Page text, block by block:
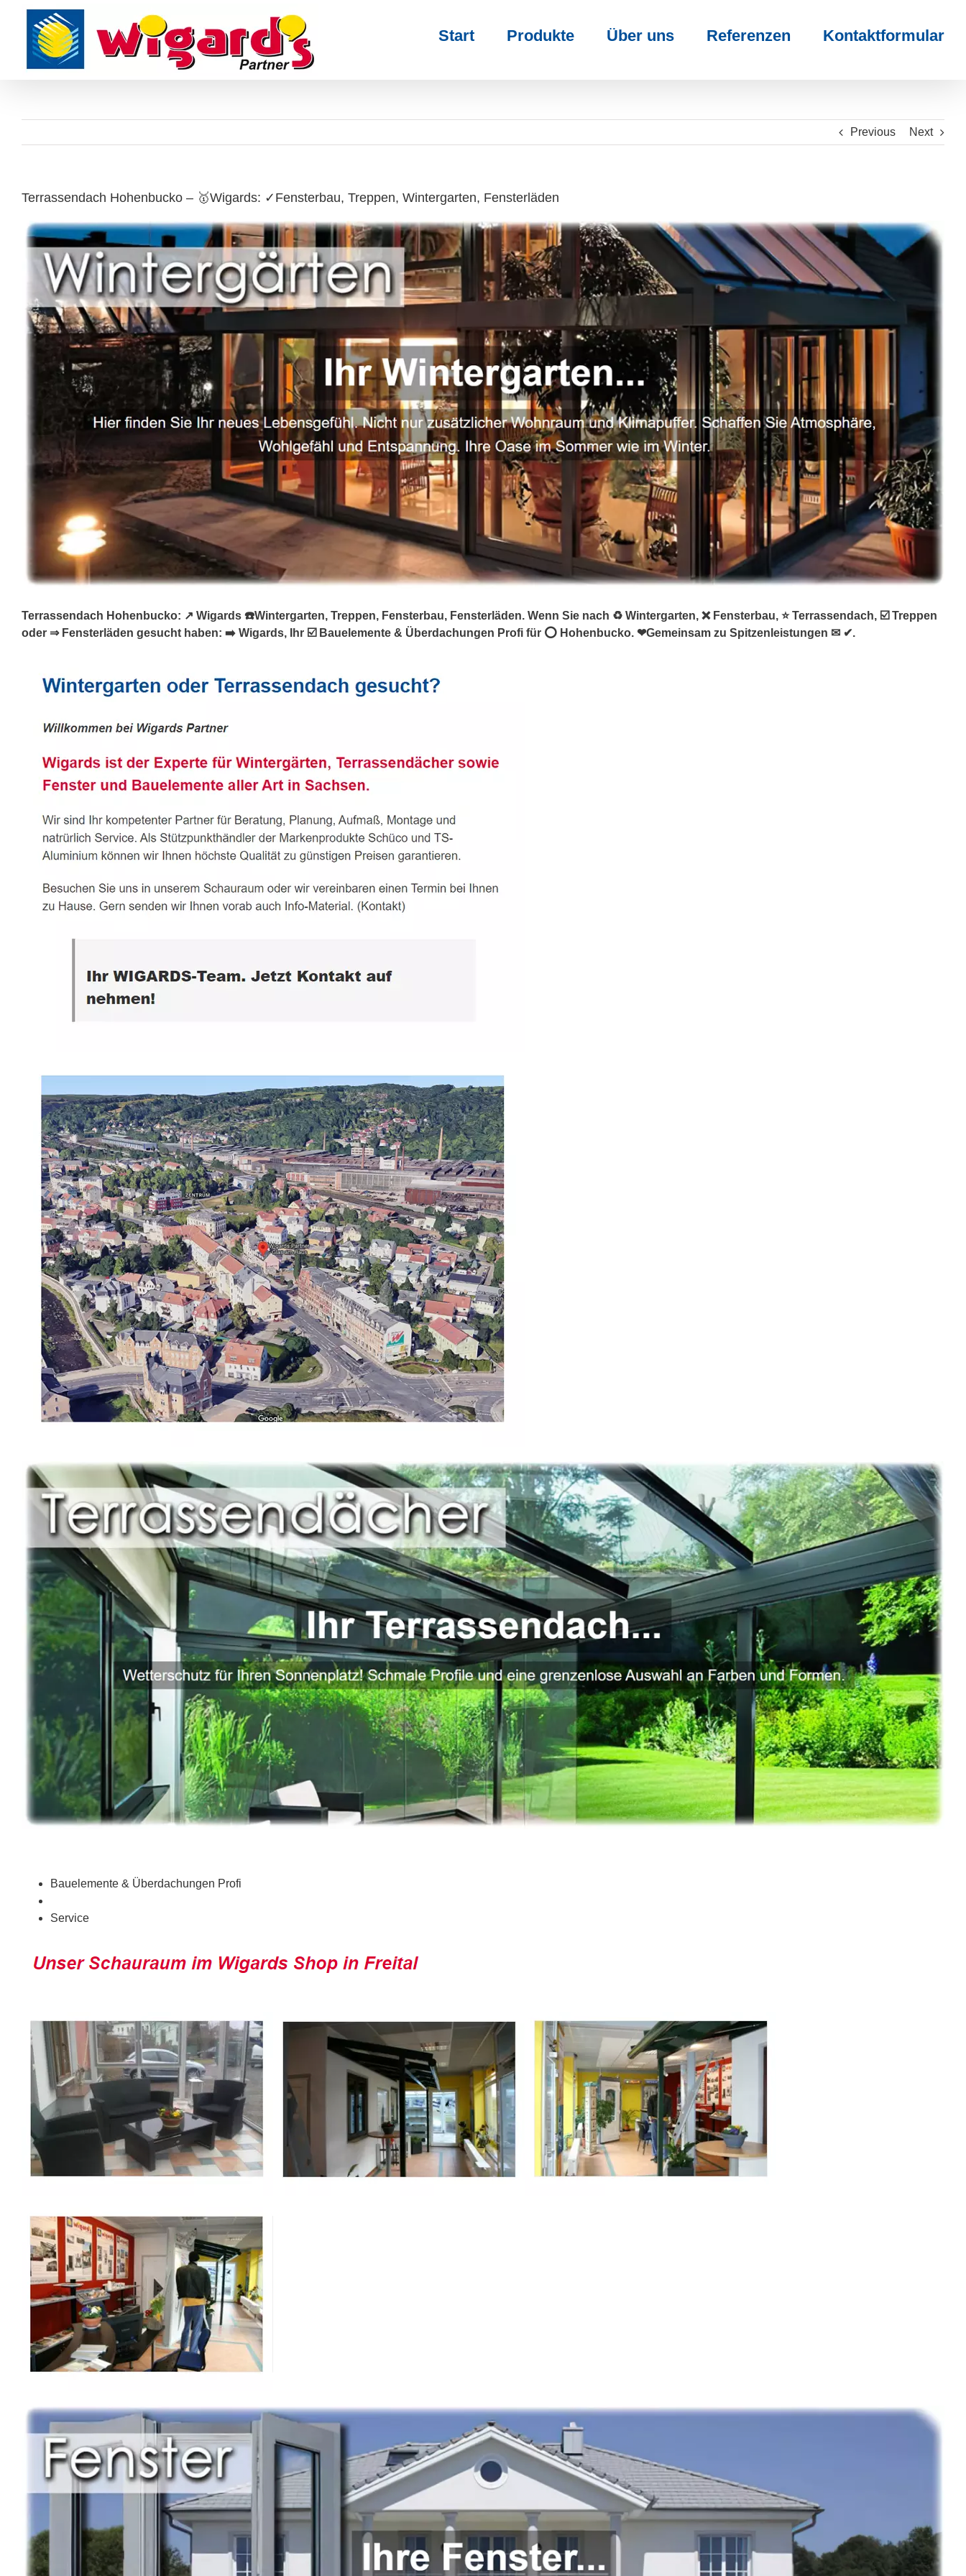
content
Start Produkte Über uns Referenzen Kontaktformular
Previous Next
Terrassendach Hohenbucko – 🥇Wigards: ✓Fensterbau, Treppen, Wintergarten, Fensterläden
Terrassendach Hohenbucko: ↗️ Wigards ☎️Wintergarten, Treppen, Fensterbau, Fensterläden. Wenn Sie nach ♻ Wintergarten, ❌ Fensterbau, ⭐ Terrassendach, ☑️ Treppen
oder ⇒ Fensterläden gesucht haben: ➡️ Wigards, Ihr ☑️ Bauelemente & Überdachungen Profi für ⭕ Hohenbucko. ❤Gemeinsam zu Spitzenleistungen ✉ ✔.
Bauelemente & Überdachungen Profi
Service